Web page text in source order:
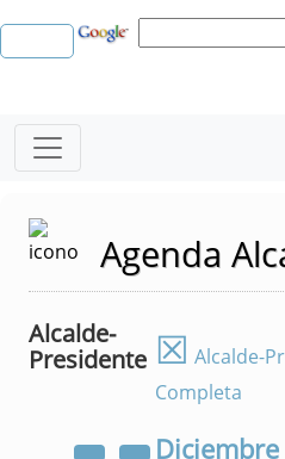
Agenda
Alcalde-
Presidente ☒ Alcalde-
Completa
Diciembre